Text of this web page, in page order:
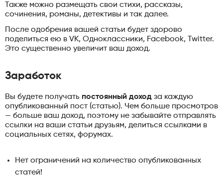
Также можно размещать свои стихи, рассказы,
сочинения, романы, детективы и так далее.
После одобрения вашей статьи будет здорово
поделиться ею в VK, Одноклассники, Facebook, Twitter.
Это существенно увеличит ваш доход.
Заработок
Вы будете получать постоянный доход за каждую
опубликованный пост (статью). Чем больше просмотров
— больше ваш доход, поэтому не забывайте отправлять
ссылки на ваши статьи друзьям, делиться ссылками в
социальных сетях, форумах.
Нет ограничений на количество опубликованных
статей!